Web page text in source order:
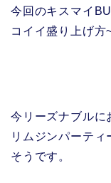
今回のキスマイ
コイイ盛り上げ方
今リーズナブルに
リムジンパーテ
そうです。